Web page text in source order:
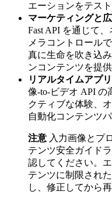
エーションをテス
マーケティングと
Fast API を通じて
メラコントロール
真に生命を吹き込
ンコンテンツを提供
リアルタイムアプ
像-to-ビデオ API の
クティブな体験、
自動化コンテンツ
注意 入力画像とプ
テンツ安全ガイド
認してください。
テンツに制限され
し、修正してから